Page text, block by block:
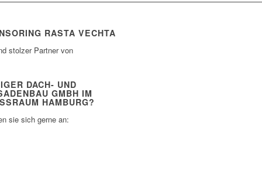
RASTA VECHTA
stolzer Partner von
DACH- UND
GMBH IM
HAMBURG?
sie sich gerne an: